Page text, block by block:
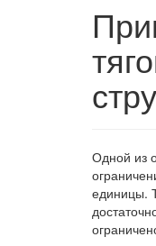
Одной из
единицы.